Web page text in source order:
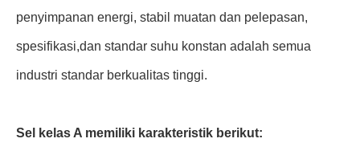
penyimpanan energi, stabil muatan dan pelepasan,
spesifikasi,dan standar suhu konstan adalah semua
industri standar berkualitas tinggi.
Sel kelas A memiliki karakteristik berikut: